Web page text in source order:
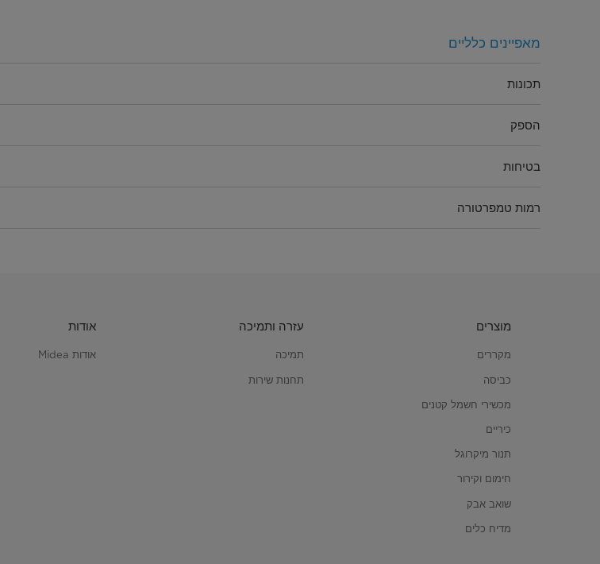
מאפיינים כלליים
תכונות
הספק
בטיחות
רמות טמפרטורה
מוצרים
מקררים
כביסה
מכשירי חשמל קטנים
כיריים
תנור מיקרוגל
חימום וקירור
שואב אבק
מדיח כלים
עזרה ותמיכה
תמיכה
תחנות שירות
אודות
אודות Midea